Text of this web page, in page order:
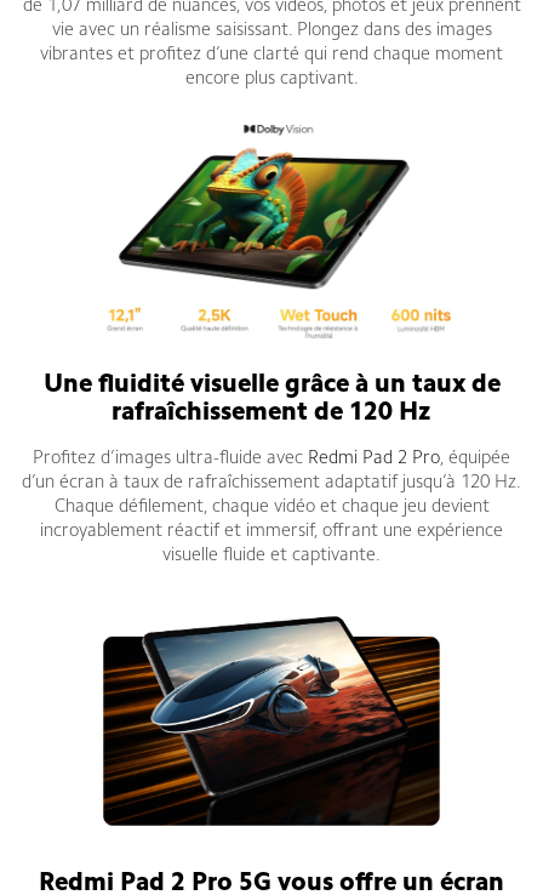
de 1,07 milliard de nuances, vos vidéos, photos et jeux prennent
vie avec un réalisme saisissant. Plongez dans des images
vibrantes et profitez d’une clarté qui rend chaque moment
encore plus captivant.
Une fluidité visuelle grâce à un taux de
rafraîchissement de 120 Hz
Profitez d’images ultra-fluide avec Redmi Pad 2 Pro, équipée
d’un écran à taux de rafraîchissement adaptatif jusqu’à 120 Hz.
Chaque défilement, chaque vidéo et chaque jeu devient
incroyablement réactif et immersif, offrant une expérience
visuelle fluide et captivante.
Redmi Pad 2 Pro 5G vous offre un écran